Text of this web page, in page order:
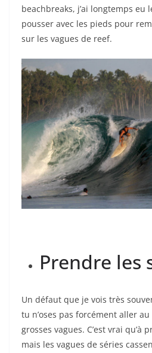
beachbreaks, j’ai longtemps eu
pousser avec les pieds pour
sur les vagues de reef.
Prendre les
Un défaut que je vois très
tu n’oses pas forcément aller
grosses vagues. C’est vrai qu’à
mais les vagues de séries